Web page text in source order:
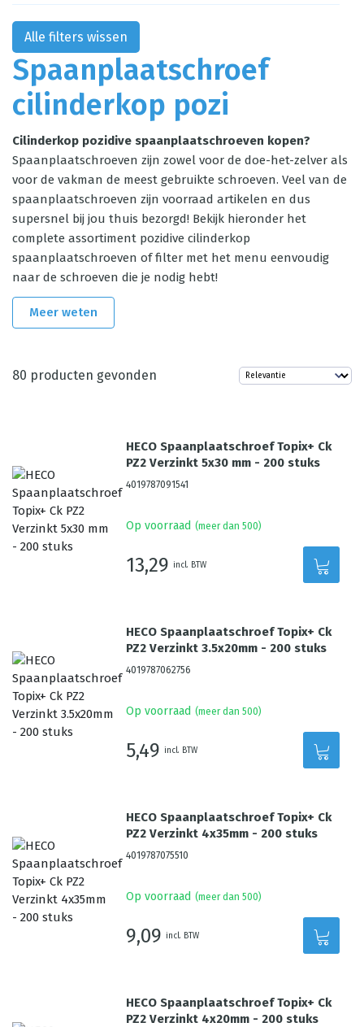
Spaanplaatschroef
cilinderkop pozi
Cilinderkop pozidive spaanplaatschroeven kopen?
Spaanplaatschroeven zijn zowel voor de doe-het-zelver als
voor de vakman de meest gebruikte schroeven. Veel van de
spaanplaatschroeven zijn voorraad artikelen en dus
supersnel bij jou thuis bezorgd! Bekijk hieronder het
complete assortiment pozidive cilinderkop
spaanplaatschroeven of filter met het menu eenvoudig
naar de schroeven die je nodig hebt!
Meer weten
80 producten gevonden
HECO Spaanplaatschroef Topix+ Ck
PZ2 Verzinkt 5x30 mm - 200 stuks
4019787091541
Op voorraad (meer dan 500)
13,29 incl. BTW
HECO Spaanplaatschroef Topix+ Ck
PZ2 Verzinkt 3.5x20mm - 200 stuks
4019787062756
Op voorraad (meer dan 500)
5,49 incl. BTW
HECO Spaanplaatschroef Topix+ Ck
PZ2 Verzinkt 4x35mm - 200 stuks
4019787075510
Op voorraad (meer dan 500)
9,09 incl. BTW
HECO Spaanplaatschroef Topix+ Ck
PZ2 Verzinkt 4x20mm - 200 stuks
Alle filters wissen